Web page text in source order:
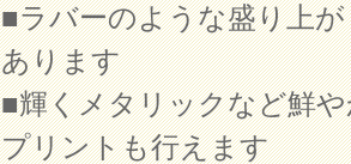
■ラバーのような盛り上
あります
■輝くメタリックなど鮮
プリントも行えます